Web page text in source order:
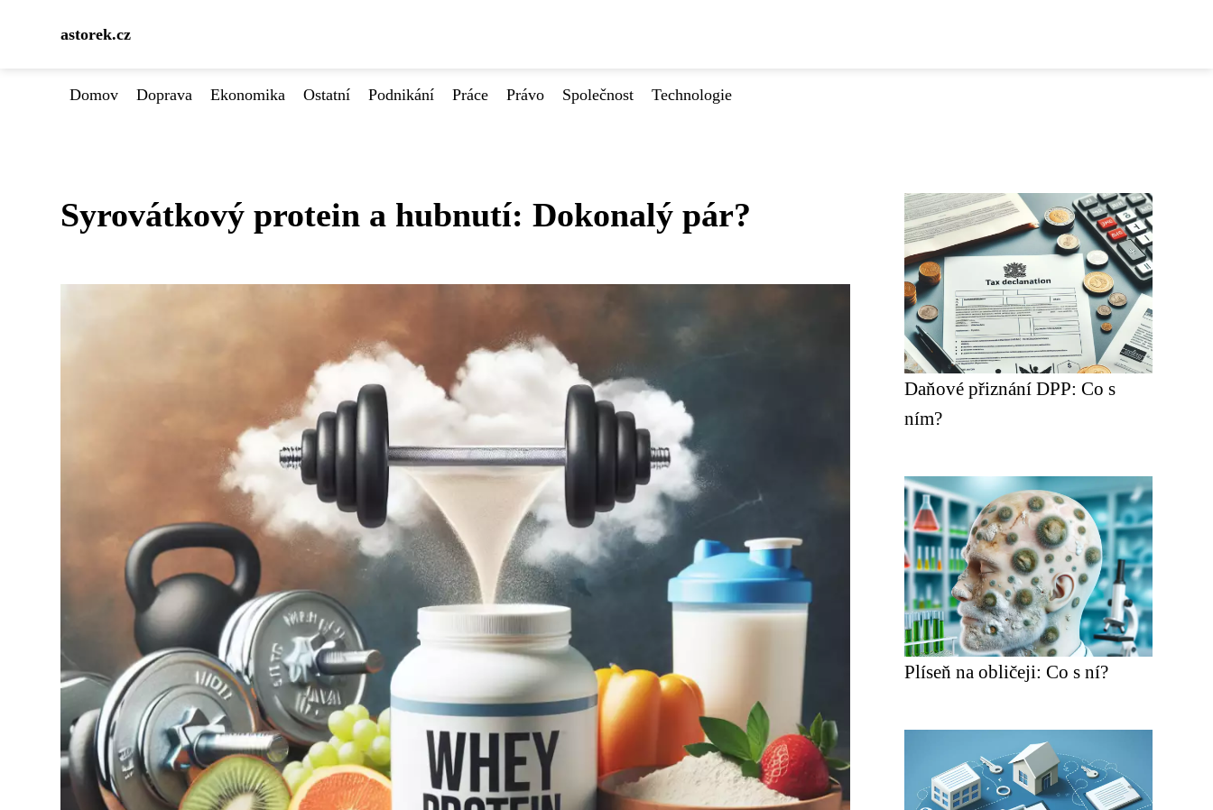
astorek.cz
Domov Doprava Ekonomika Ostatní Podnikání Práce Právo Společnost Technologie
Syrovátkový protein a hubnutí: Dokonalý pár?
Daňové přiznání DPP: Co s
ním?
Plíseň na obličeji: Co s ní?